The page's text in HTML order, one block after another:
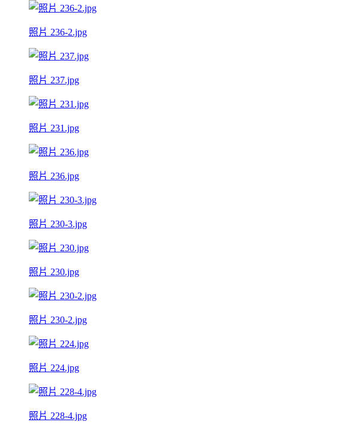
照片 236-2.jpg
照片 237.jpg
照片 231.jpg
照片 236.jpg
照片 230-3.jpg
照片 230.jpg
照片 230-2.jpg
照片 224.jpg
照片 228-4.jpg